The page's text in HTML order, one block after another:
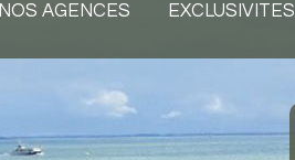
NOS AGENCES EXCLUSIVITES